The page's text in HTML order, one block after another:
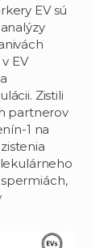
EV sú
EV
Zistili
partnerov
1 na